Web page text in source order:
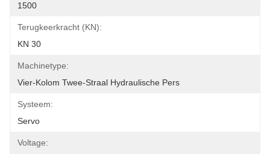
1500
Terugkeerkracht (kN):
KN 30
Machinetype:
Vier-Kolom Twee-Straal Hydraulische Pers
Systeem:
Servo
Voltage: